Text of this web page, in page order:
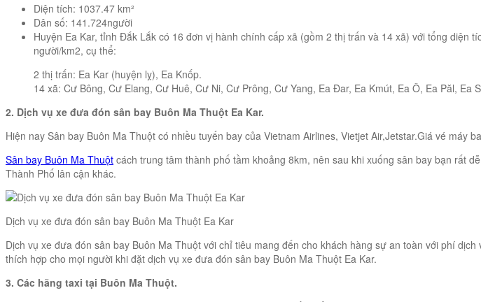
Diện tích: 1037.47 km²
Dân số: 141.724người
Huyện Ea Kar, tỉnh Đắk Lắk có 16 đơn vị hành chính cấp xã (gồm 2 thị trấn và 14 xã) với tổng
người/km2, cụ thể:
2 thị trấn: Ea Kar (huyện lỵ), Ea Knốp.
14 xã: Cư Bông, Cư Elang, Cư Huê, Cư Ni, Cư Prông, Cư Yang, Ea Đar, Ea Kmút, Ea Ô, Ea Păl, Ea
2. Dịch vụ xe đưa đón sân bay Buôn Ma Thuột Ea Kar.
Hiện nay Sân bay Buôn Ma Thuột có nhiều tuyến bay của Vietnam Airlines, Vietjet Air,Jetstar.Giá vé máy
Sân bay Buôn Ma Thuột cách trung tâm thành phố tầm khoảng 8km, nên sau khi xuống sân bay bạn rất
Thành Phố lân cận khác.
Dịch vụ xe đưa đón sân bay Buôn Ma Thuột Ea Kar
Dịch vụ xe đưa đón sân bay Buôn Ma Thuột với chỉ tiêu mang đến cho khách hàng sự an toàn với phí
thích hợp cho mọi người khi đặt dịch vụ xe đưa đón sân bay Buôn Ma Thuột Ea Kar.
3. Các hãng taxi tại Buôn Ma Thuột.